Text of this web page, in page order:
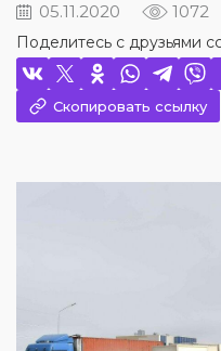
05.11.2020 1072
Поделитесь с друзьями
Скопировать ссылку